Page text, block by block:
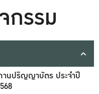
กรรม
านปริญญาบัตร ประจำปี